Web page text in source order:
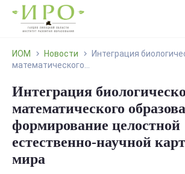
ИОМ Новости
Интеграция
математического...
Интеграция
математического
формирование целостной
естественно-научной
мира